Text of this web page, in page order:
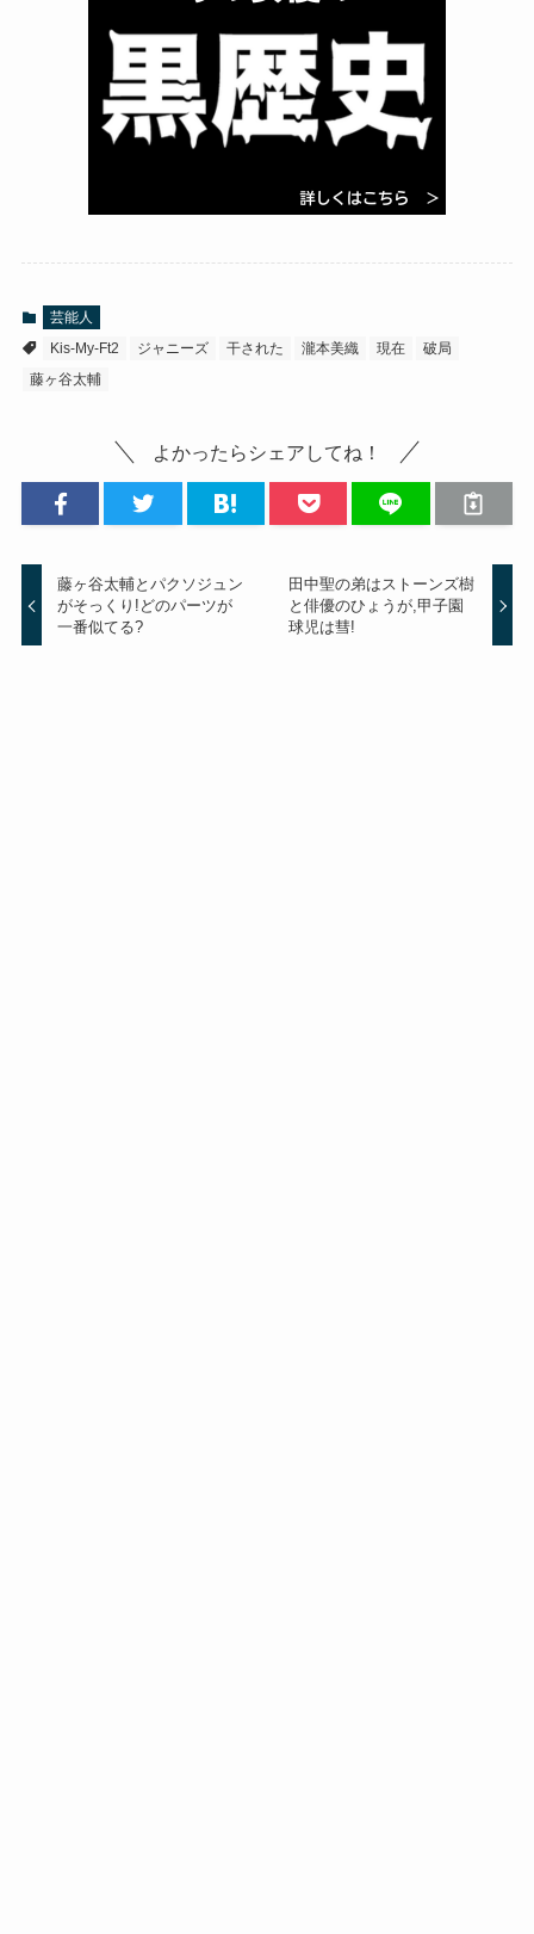
芸能人
Kis-My-Ft2
ジャニーズ 干された 瀧本美織 現在
破局
藤ヶ谷太輔
よかったらシェアしてね！
藤ヶ谷太輔とパクソジュン
がそっくり!どのパーツが
一番似てる?
田中聖の弟はストーンズ樹
と俳優のひょうが,甲子園
球児は彗!